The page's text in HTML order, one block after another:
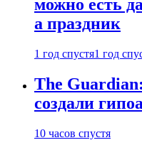
можно есть
а праздник
1 год спустя1 год
The
создали
10 часов спустя